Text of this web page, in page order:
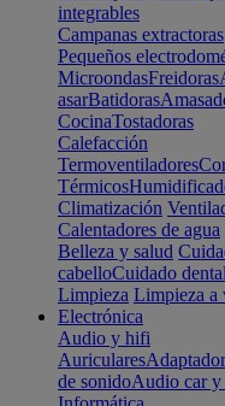
integrables
Campanas extractoras
Pequeños
MicroondasFreidoras
asarBatidoras
CocinaTostadoras
Calefacción
Termoventiladores
Térmicos
Climatización
Calentadores de agua
Belleza y salud
cabelloCuidado dental
Limpieza Limpieza a
Electrónica
Audio y hifi
Auriculares
de sonidoAudio car y